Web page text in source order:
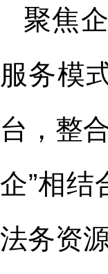
聚焦
服务模
台，整
企”相
法务资